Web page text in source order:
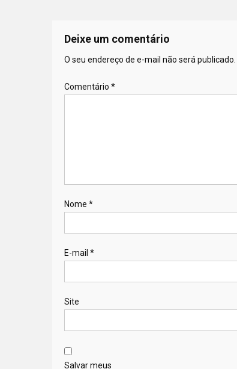
Deixe um comentário
O seu endereço de e-mail não será publicado.
Comentário *
Nome *
E-mail *
Site
Salvar meus